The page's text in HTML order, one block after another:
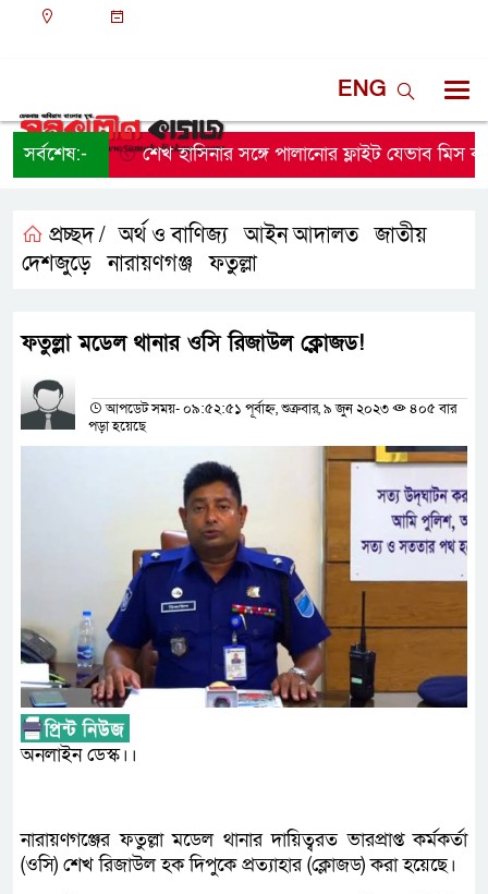
ENG
সর্বশেষ:- শেখ হাসিনার সঙ্গে পালানোর ফ্লাইট যেভাব মিস
প্রচ্ছদ / অর্থ ও বাণিজ্য ,আইন আদালত ,জাতীয়
দেশজুড়ে ,নারায়ণগঞ্জ ,ফতুল্লা
ফতুল্লা মডেল থানার ওসি রিজাউল ক্লোজড!
আপডেট সময়- ০৯:৫২:৫১ পূর্বাহ্ন, শুক্রবার, ৯ জুন ২০২৩
৪০৫ বার
পড়া হয়েছে
অনলাইন ডেস্ক।।
নারায়ণগঞ্জের ফতুল্লা মডেল থানার দায়িত্বরত ভারপ্রাপ্ত কর্মকর্তা
(ওসি) শেখ রিজাউল হক দিপুকে প্রত্যাহার (ক্লোজড) করা হয়েছে।